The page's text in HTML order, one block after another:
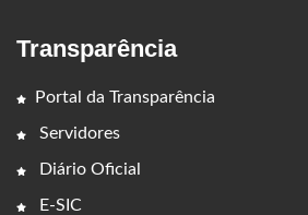
Transparência
Portal da Transparência
Servidores
Diário Oficial
E-SIC